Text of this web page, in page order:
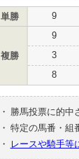
単勝 9
複勝
9
3
8
・ 勝馬投票に的中
・ 特定の馬番・組
・
レースや騎手等